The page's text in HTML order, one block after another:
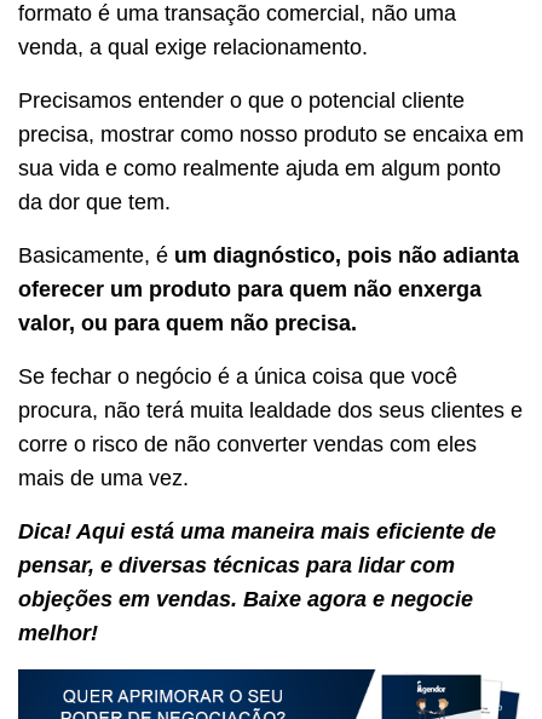
formato é uma transação comercial, não uma
venda, a qual exige relacionamento.
Precisamos entender o que o potencial cliente
precisa, mostrar como nosso produto se encaixa em
sua vida e como realmente ajuda em algum ponto
da dor que tem.
Basicamente, é um diagnóstico, pois não adianta
oferecer um produto para quem não enxerga
valor, ou para quem não precisa.
Se fechar o negócio é a única coisa que você
procura, não terá muita lealdade dos seus clientes e
corre o risco de não converter vendas com eles
mais de uma vez.
Dica! Aqui está uma maneira mais eficiente de
pensar, e diversas técnicas para lidar com
objeções em vendas. Baixe agora e negocie
melhor!